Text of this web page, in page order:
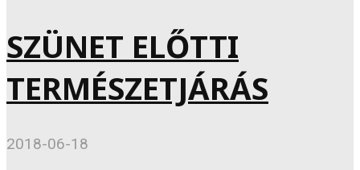
SZÜNET ELŐTTI
TERMÉSZETJÁRÁS
2018-06-18